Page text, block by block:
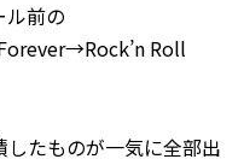
ル前の
Roll
たものが一気に全部出